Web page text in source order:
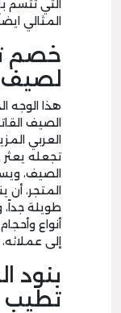
التي تتسم
المثالي
خصم
لصيف
هذا الوجه
الصيف
العربي
تجعله
الصيف،
المتجر، أن
طويلة
أنواع
إلى
بنود
تطيب